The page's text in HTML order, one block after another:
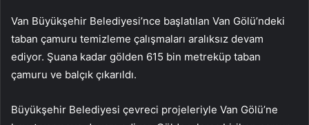
Van Büyükşehir Belediyesi’nce başlatılan Van Gölü’ndeki
taban çamuru temizleme çalışmaları aralıksız devam
ediyor. Şuana kadar gölden 615 bin metreküp taban
çamuru ve balçık çıkarıldı.
Büyükşehir Belediyesi çevreci projeleriyle Van Gölü’ne